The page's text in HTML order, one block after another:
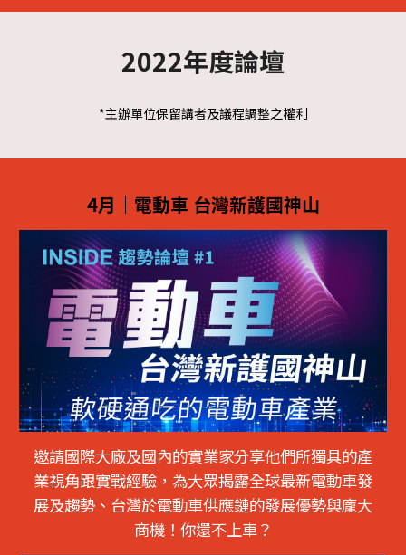
2022年度論壇
*主辦單位保留講者及議程調整之權利
4月｜電動車 台灣新護國神山
邀請國際大廠及國內的實業家分享他們所獨具的產
業視角跟實戰經驗，為大眾揭露全球最新電動車發
展及趨勢、台灣於電動車供應鏈的發展優勢與龐大
商機！你還不上車？